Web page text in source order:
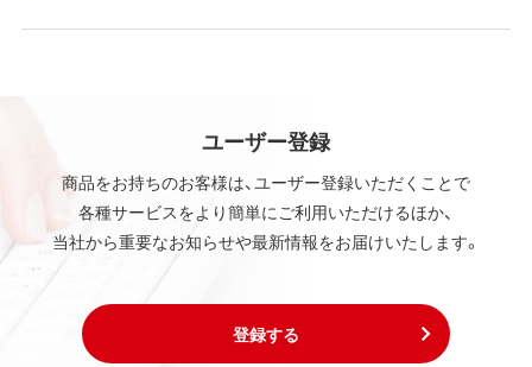
ユーザー登録
商品をお持ちのお客様は、ユーザー登録いただくことで
各種サービスをより簡単にご利用いただけるほか、
当社から重要なお知らせや最新情報をお届けいたします。
登録する